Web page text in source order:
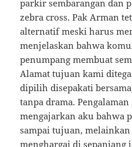
parkir sembarangan dan
zebra cross. Pak Arman
alternatif meski harus
menjelaskan bahwa
penumpang membuat
Alamat tujuan kami
dipilih disepakati
tanpa drama.
mengajarkan aku bahwa
sampai tujuan,
menghargai di sepanjang